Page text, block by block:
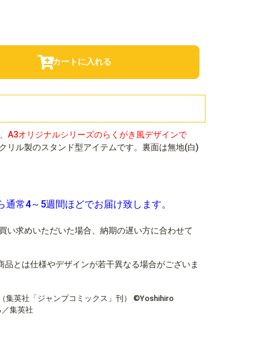
カートに入れる
A3オリジナルシリーズのらくがき風デザインで
リル製のスタンド型アイテムです。裏面は無地(白)
常4～5週間ほどでお届け致します。
い求めいただいた場合、納期の遅い方に合わせて
とは仕様やデザインが若干異なる場合がございま
英社「ジャンプコミックス」刊） ©Yoshihiro
集英社